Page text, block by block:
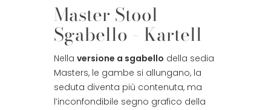
Master Stool
Sgabello - Kartell
Nella versione a sgabello della sedia
Masters, le gambe si allungano, la
seduta diventa più contenuta, ma
l’inconfondibile segno grafico della